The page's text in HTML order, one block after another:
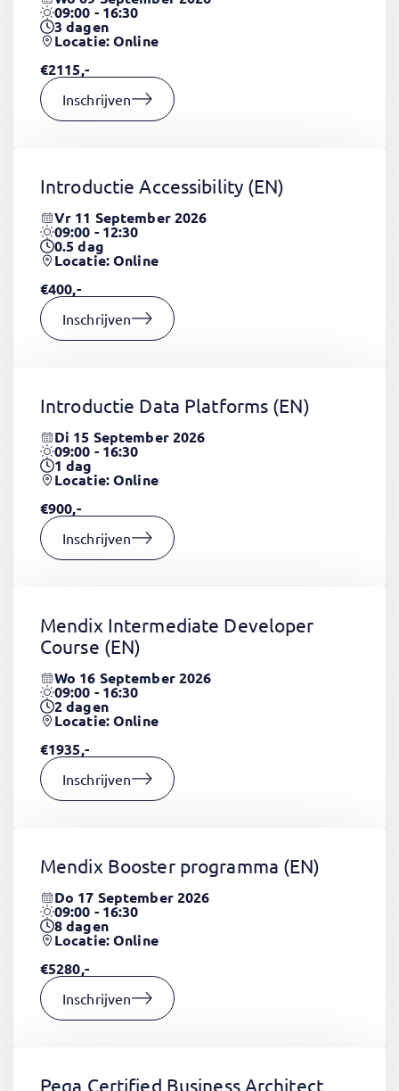
09:00 - 16:30
3dagen
Locatie: Online
€2115,-
Inschrijven
Introductie Accessibility (EN)
Vr 11 September 2026
09:00 - 12:30
0.5dag
Locatie: Online
€400,-
Inschrijven
Introductie Data Platforms (EN)
Di 15 September 2026
09:00 - 16:30
1dag
Locatie: Online
€900,-
Inschrijven
Mendix Intermediate Developer
Course (EN)
Wo 16 September 2026
09:00 - 16:30
2dagen
Locatie: Online
€1935,-
Inschrijven
Mendix Booster programma (EN)
Do 17 September 2026
09:00 - 16:30
8dagen
Locatie: Online
€5280,-
Inschrijven
Pega Certified Business Architect